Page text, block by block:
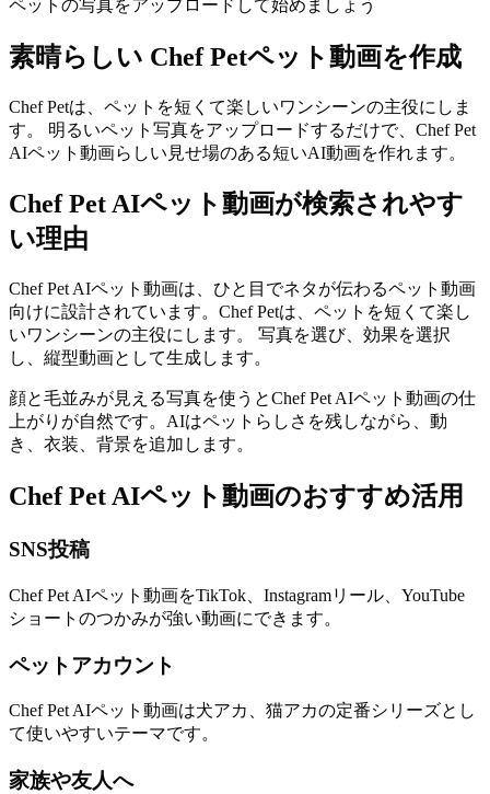
ペットの写真をアップロードして始めましょう
素晴らしい Chef Petペット動画を作成
Chef Petは、ペットを短くて楽しいワンシーンの主役にしま
す。 明るいペット写真をアップロードするだけで、Chef Pet
AIペット動画らしい見せ場のある短いAI動画を作れます。
Chef Pet AIペット動画が検索されやす
い理由
Chef Pet AIペット動画は、ひと目でネタが伝わるペット動画
向けに設計されています。Chef Petは、ペットを短くて楽し
いワンシーンの主役にします。 写真を選び、効果を選択
し、縦型動画として生成します。
顔と毛並みが見える写真を使うとChef Pet AIペット動画の仕
上がりが自然です。AIはペットらしさを残しながら、動
き、衣装、背景を追加します。
Chef Pet AIペット動画のおすすめ活用
SNS投稿
Chef Pet AIペット動画をTikTok、Instagramリール、YouTube
ショートのつかみが強い動画にできます。
ペットアカウント
Chef Pet AIペット動画は犬アカ、猫アカの定番シリーズとし
て使いやすいテーマです。
家族や友人へ